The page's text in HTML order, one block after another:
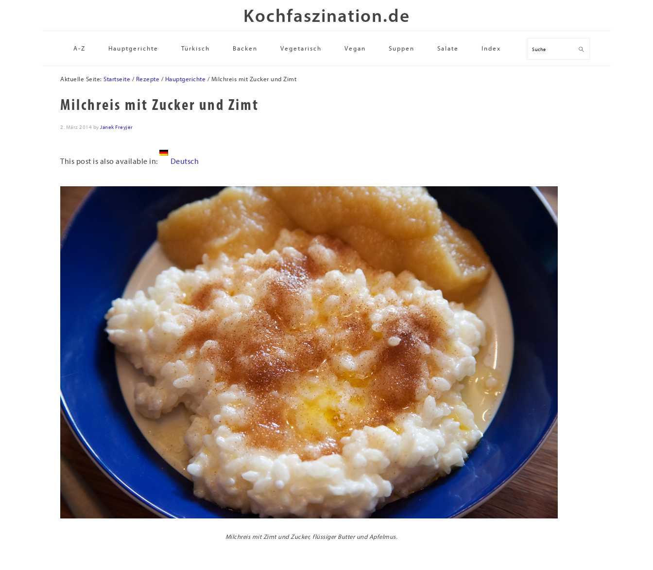
Kochfaszination.de
A-Z Hauptgerichte Türkisch Backen Vegetarisch Vegan Suppen Salate Index Suche
Aktuelle Seite: Startseite / Rezepte / Hauptgerichte /Milchreis mit Zucker und Zimt
Milchreis mit Zucker und Zimt
2. März 2014 by Janek Freyjer
This post is also available in: Deutsch
Milchreis mit Zimt und Zucker, flüssiger Butter und Apfelmus.